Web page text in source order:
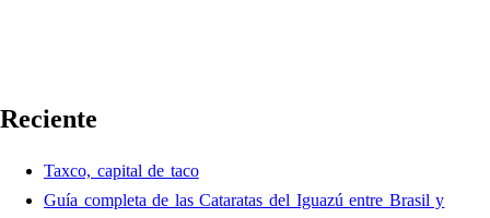
Reciente
Taxco, capital de taco
Guía completa de las Cataratas del Iguazú entre Brasil y